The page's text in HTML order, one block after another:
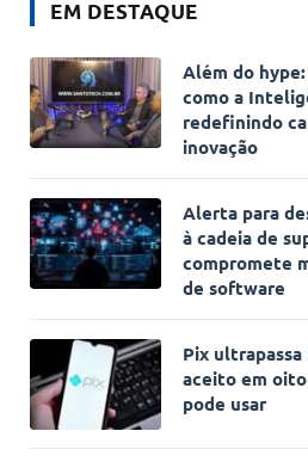
EM DESTAQUE
Além do
como a
redefinindo
inovação
Alerta para
à cadeia de
compromete
de software
Pix
aceito em oito
pode usar